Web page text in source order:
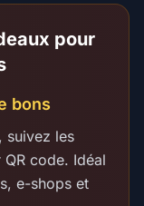
pour
bons
suivez les
code. Idéal
e-shops et